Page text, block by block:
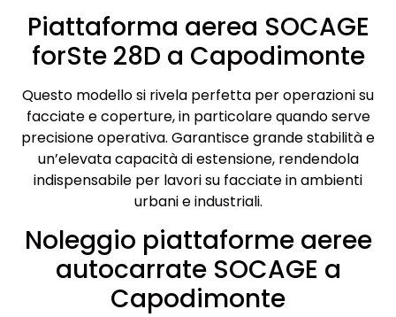
Piattaforma aerea SOCAGE
forSte 28D a Capodimonte
Questo modello si rivela perfetta per operazioni su
facciate e coperture, in particolare quando serve
precisione operativa. Garantisce grande stabilità e
un’elevata capacità di estensione, rendendola
indispensabile per lavori su facciate in ambienti
urbani e industriali.
Noleggio piattaforme aeree
autocarrate SOCAGE a
Capodimonte